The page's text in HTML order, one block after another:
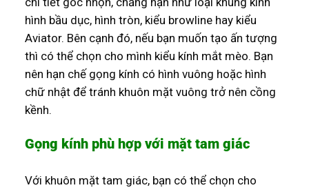
hình bầu dục, hình tròn, kiểu browline hay kiểu
Aviator. Bên cạnh đó, nếu bạn muốn tạo ấn tượng
thì có thể chọn cho mình kiểu kính mắt mèo. Bạn
nên hạn chế gọng kính có hình vuông hoặc hình
chữ nhật để tránh khuôn mặt vuông trở nên cồng
kềnh.
Gọng kính phù hợp với mặt tam giác
Với khuôn mặt tam giác, bạn có thể chọn cho